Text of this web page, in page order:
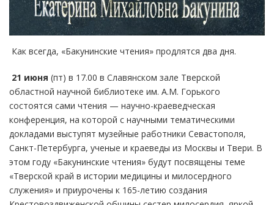
Как всегда, «Бакунинские чтения» продлятся два дня.
21 июня (пт) в 17.00 в Славянском зале Тверской
областной научной библиотеке им. А.М. Горького
состоятся сами чтения — научно-краеведческая
конференция, на которой с научными тематическими
докладами выступят музейные работники Севастополя,
Санкт-Петербурга, ученые и краеведы из Москвы и Твери. В
этом году «Бакунинские чтения» будут посвящены теме
«Тверской край в истории медицины и милосердного
служения» и приурочены к 165-летию создания